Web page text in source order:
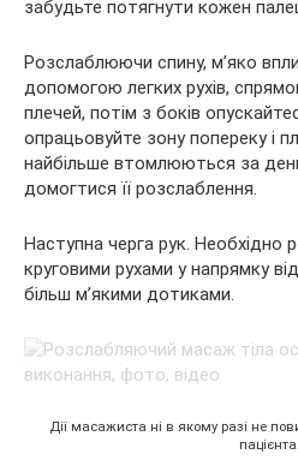
забудьте потягнути кожен
Розслаблюючи спину, м’яко
допомогою легких рухів,
плечей, потім з боків
опрацьовуйте зону попереку і
найбільше втомлюються за
домогтися її розслаблення.
Наступна черга рук. Необхідно
круговими рухами у напрямку
більш м’якими дотиками.
Дії масажиста ні в якому разі не
пацієнта.